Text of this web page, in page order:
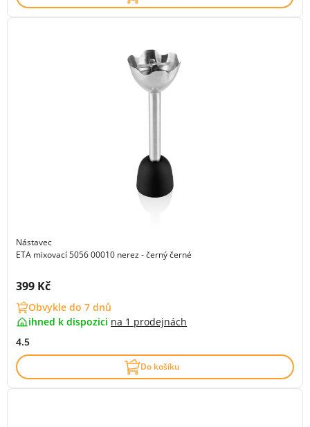
Nástavec
ETA mixovací 5056 00010 nerez - černý černé
Cena s DPH:
399 Kč
Obvykle do 7 dnů
ihned k dispozici na 1 prodejnách
4.5
Do košíku